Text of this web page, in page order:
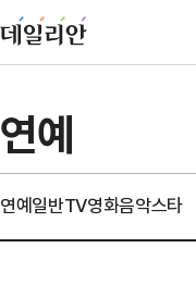
연예
연예일반TV영화음악스타